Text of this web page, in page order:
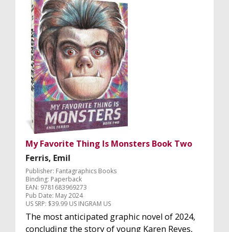
My Favorite Thing Is Monsters Book Two
Ferris, Emil
Publisher: Fantagraphics Books
Binding: Paperback
EAN: 9781683969273
Pub Date: May 2024
US SRP: $39.99 US INGRAM US
The most anticipated graphic novel of 2024,
concluding the story of young Karen Reyes,